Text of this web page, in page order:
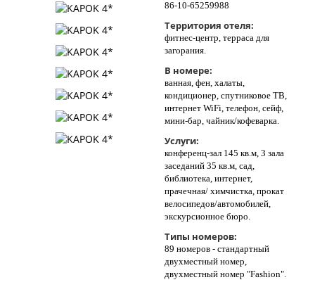
86-10-65259988
Территория отеля:
фитнес-центр, терраса для
загорания.
В номере:
ванная, фен, халаты,
кондиционер, спутниковое ТВ,
интернет WiFi, телефон, сейф,
мини-бар, чайник/кофеварка.
Услуги:
конференц-зал 145 кв.м, 3 зала
заседаний 35 кв.м, сад,
библиотека, интернет,
прачечная/ химчистка, прокат
велосипедов/автомобилей,
экскурсионное бюро.
Типы номеров:
89 номеров - стандартный
двухместный номер,
двухместный номер "Fashion".